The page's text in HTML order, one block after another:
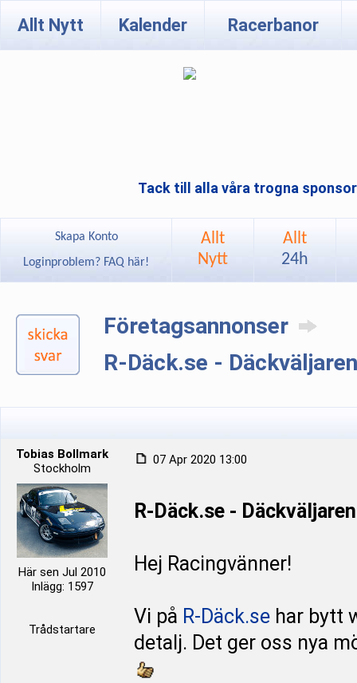
Allt Nytt Kalender Racerbanor
Tack till alla våra trogna
Skapa Konto
Loginproblem? FAQ här!
Allt
Nytt
Allt
24h
Företagsannonser
R-Däck.se -
Tobias Bollmark
Stockholm
Här sen Jul 2010
Inlägg: 1597
Trådstartare
07 Apr 2020 13:00
R-Däck.se -
Hej Racingvänner!
Vi på R-Däck.se har bytt
detalj. Det ger oss nya